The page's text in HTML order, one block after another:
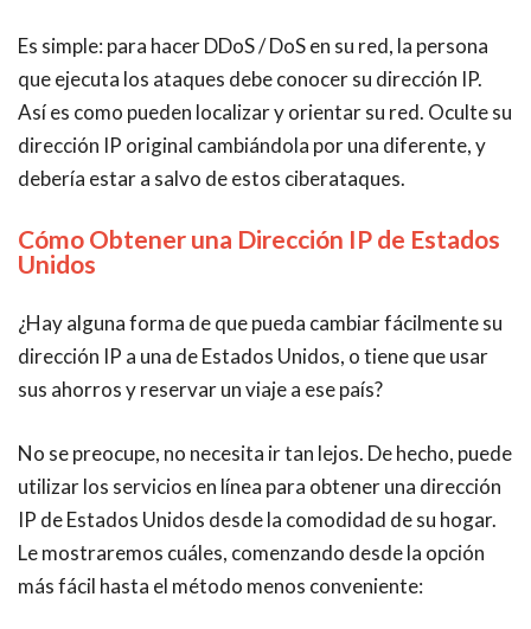
Es simple: para hacer DDoS / DoS en su red, la persona
que ejecuta los ataques debe conocer su dirección IP.
Así es como pueden localizar y orientar su red. Oculte su
dirección IP original cambiándola por una diferente, y
debería estar a salvo de estos ciberataques.
Cómo Obtener una Dirección IP de Estados
Unidos
¿Hay alguna forma de que pueda cambiar fácilmente su
dirección IP a una deEstados Unidos, o tiene que usar
sus ahorros y reservar un viaje a ese país?
No se preocupe, no necesita ir tan lejos. De hecho, puede
utilizar los servicios en línea para obtener una dirección
IP deEstados Unidos desde la comodidad de su hogar.
Le mostraremos cuáles, comenzando desde la opción
más fácil hasta el método menos conveniente: